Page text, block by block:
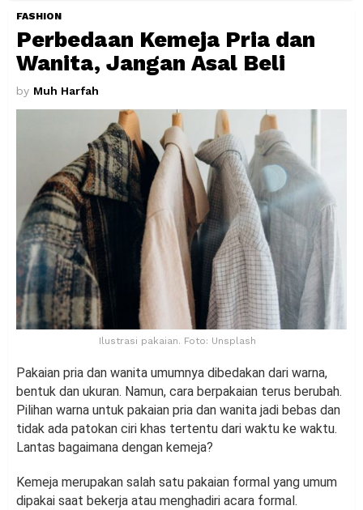
FASHION
Perbedaan Kemeja Pria dan
Wanita, Jangan Asal Beli
by Muh Harfah
Ilustrasi pakaian. Foto: Unsplash
Pakaian pria dan wanita umumnya dibedakan dari warna,
bentuk dan ukuran. Namun, cara berpakaian terus berubah.
Pilihan warna untuk pakaian pria dan wanita jadi bebas dan
tidak ada patokan ciri khas tertentu dari waktu ke waktu.
Lantas bagaimana dengan kemeja?
Kemeja merupakan salah satu pakaian formal yang umum
dipakai saat bekerja atau menghadiri acara formal.